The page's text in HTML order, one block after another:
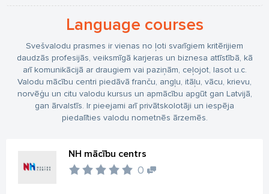
Language courses
Svešvalodu prasmes ir vienas no ļoti svarīgiem kritērijiem
daudzās profesijās, veiksmīgā karjeras un biznesa attīstībā, kā
arī komunikācijā ar draugiem vai paziņām, ceļojot, lasot u.c.
Valodu mācību centri piedāvā franču, angļu, itāļu, vācu, krievu,
norvēģu un citu valodu kursus un apmācību apgūt gan Latvijā,
gan ārvalstīs. Ir pieejami arī privātskolotāji un iespēja
piedalīties valodu nometnēs ārzemēs.
NH mācību centrs
0